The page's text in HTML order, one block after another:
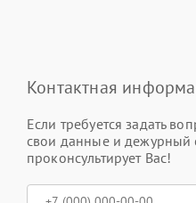
Контактная
Если требуется задать
свои данные и дежурный
проконсультирует Вас!